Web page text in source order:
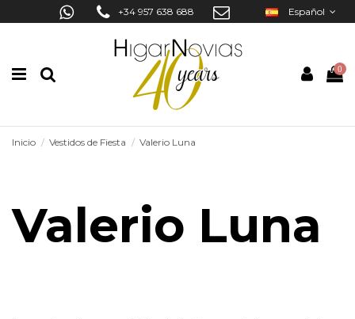
+34 957 638 688 Español
0
Inicio Vestidos de Fiesta Valerio Luna
Valerio Luna